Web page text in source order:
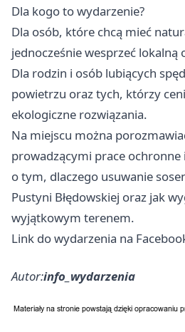
Dla kogo to wydarzenie?
Dla osób, które chcą mieć
jednocześnie wesprzeć
Dla rodzin i osób lubiących
powietrzu oraz tych, którzy
ekologiczne rozwiązania.
Na miejscu można
prowadzącymi prace ochronne
o tym, dlaczego usuwanie
Pustyni Błędowskiej oraz jak
wyjątkowym terenem.
Link do wydarzenia na
Autor:info_wydarzenia